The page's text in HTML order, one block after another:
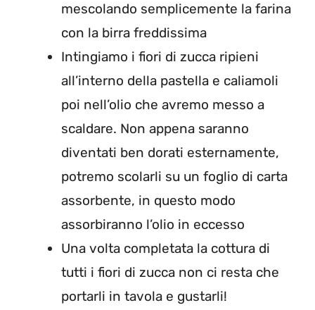
mescolando semplicemente la farina
con la birra freddissima
Intingiamo i fiori di zucca ripieni
all’interno della pastella e caliamoli
poi nell’olio che avremo messo a
scaldare. Non appena saranno
diventati ben dorati esternamente,
potremo scolarli su un foglio di carta
assorbente, in questo modo
assorbiranno l’olio in eccesso
Una volta completata la cottura di
tutti i fiori di zucca non ci resta che
portarli in tavola e gustarli!